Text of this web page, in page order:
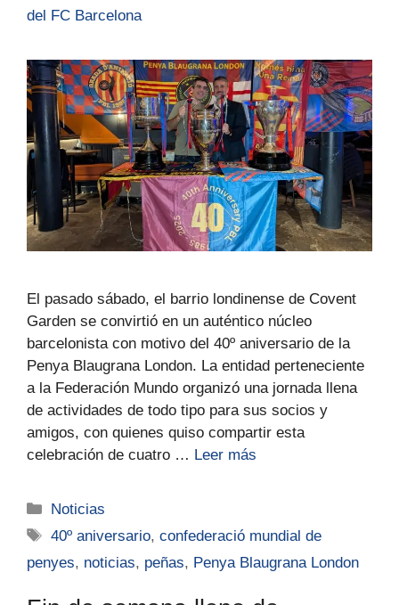
del FC Barcelona
El pasado sábado, el barrio londinense de Covent
Garden se convirtió en un auténtico núcleo
barcelonista con motivo del 40º aniversario de la
Penya Blaugrana London. La entidad perteneciente
a la Federación Mundo organizó una jornada llena
de actividades de todo tipo para sus socios y
amigos, con quienes quiso compartir esta
celebración de cuatro … Leer más
Noticias
40º aniversario,confederació mundial de
penyes, noticias, peñas, Penya Blaugrana London